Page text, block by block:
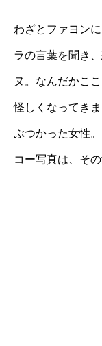
わざとファヨン
ラの言葉を聞き
ヌ。なんだかこ
怪しくなってき
ぶつかった女性
コー写真は、そ